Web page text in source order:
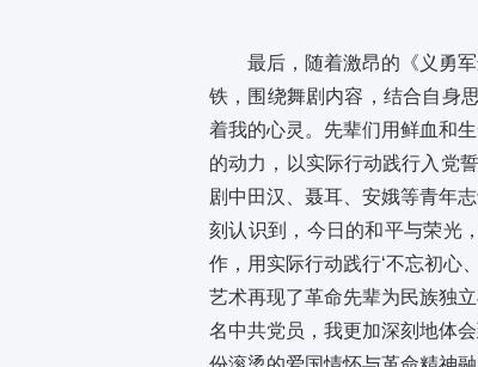
最后，随着激昂的《义勇
铁，围绕舞剧内容，结合自身
着我的心灵。先辈们用鲜血和
的动力，以实际行动践行入党
剧中田汉、聂耳、安娥等青年
刻认识到，今日的和平与荣光
作，用实际行动践行‘不忘初心
艺术再现了革命先辈为民族独
名中共党员，我更加深刻地体